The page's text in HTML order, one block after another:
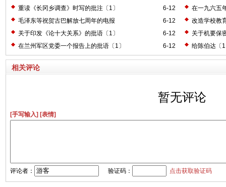
〔2〕
6-12
重读《长冈乡调查》时写的批注〔1〕
在一九六五
6-12
毛泽东等祝贺古巴解放七周年的电报
改造学校教
6-12
关于印发《论十大关系》的批语〔1〕
关于机要保
6-12
在兰州军区党委一个报告上的批语〔1〕 给陈伯达〔
相关评论
暂无评论
[手写输入] [表情]
评论者： 验证码： 点击获取验证码